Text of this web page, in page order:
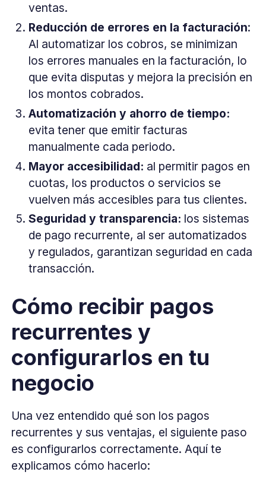
ventas.
Reducción de errores en la facturación:
Al automatizar los cobros, se minimizan
los errores manuales en la facturación, lo
que evita disputas y mejora la precisión en
los montos cobrados.
Automatización y ahorro de tiempo:
evita tener que emitir facturas
manualmente cada periodo.
Mayor accesibilidad: al permitir pagos en
cuotas, los productos o servicios se
vuelven más accesibles para tus clientes.
Seguridad y transparencia: los sistemas
de pago recurrente, al ser automatizados
y regulados, garantizan seguridad en cada
transacción.
Cómo recibir pagos
recurrentes y
configurarlos en tu
negocio
Una vez entendido qué son los pagos
recurrentes y sus ventajas, el siguiente paso
es configurarlos correctamente. Aquí te
explicamos cómo hacerlo: